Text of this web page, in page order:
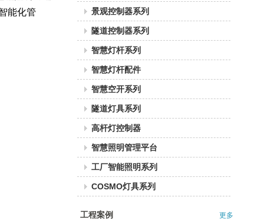
景观控制器系列
隧道控制器系列
智慧灯杆系列
智慧灯杆配件
智慧空开系列
隧道灯具系列
高杆灯控制器
智慧照明管理平台
工厂智能照明系列
COSMO灯具系列
工程案例 更多
智能照明|隧道
调光系统——无
锡蠡湖高浪路
能化管